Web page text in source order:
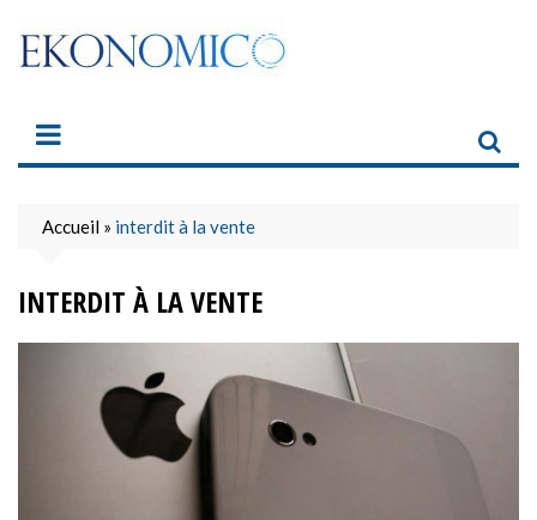
content
Accueil » interdit à la vente
INTERDIT À LA VENTE